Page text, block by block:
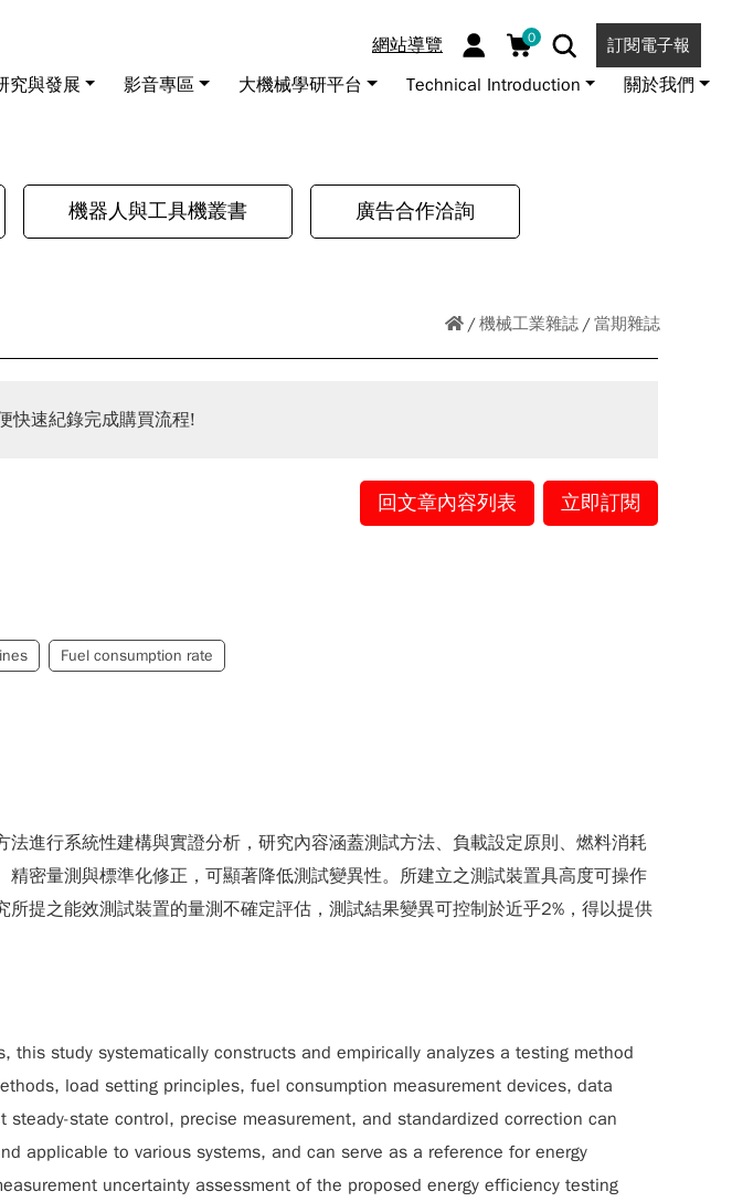
網站導覽 0 訂閱電子報
究與發展 影音專區 大機械學研平台 Technical Introduction 關於我們
機器人與工具機叢書 廣告合作洽詢
機械工業雜誌 當期雜誌
快速紀錄完成購買流程!
回文章內容列表 立即訂閱
Fuel consumption rate
進行系統性建構與實證分析，研究內容涵蓋測試方法、負載設定原則、燃料消耗
密量測與標準化修正，可顯著降低測試變異性。所建立之測試裝置具高度可操作
提之能效測試裝置的量測不確定評估，測試結果變異可控制於近乎2%，得以提供
this study systematically constructs and empirically analyzes a testing method
load setting principles, fuel consumption measurement devices, data
state control, precise measurement, and standardized correction can
applicable to various systems, and can serve as a reference for energy
uncertainty assessment of the proposed energy efficiency testing